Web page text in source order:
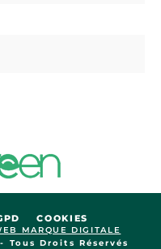
Tous Droits Réservés
MARQUE DIGITALE
COOKIES